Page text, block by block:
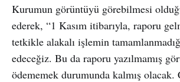
Kurumun görüntüyü görebilmesi
ederek, “1 Kasım itibarıyla, raporu
tetkikle alakalı işlemin
edeceğiz. Bu da raporu yazılmamış
ödememek durumunda kalmış